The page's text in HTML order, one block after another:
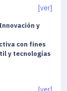
[ver]
y
con fines
y tecnologías